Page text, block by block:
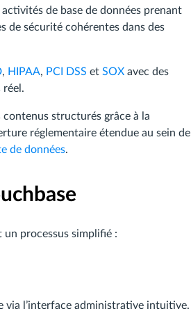
de base de données prenant
de sécurité cohérentes dans des
, HIPAA, PCI DSS et SOX avec des
réel.
structurés grâce à la
réglementaire étendue au sein de
de données.
un processus simplifié :
via l’interface administrative intuitive.